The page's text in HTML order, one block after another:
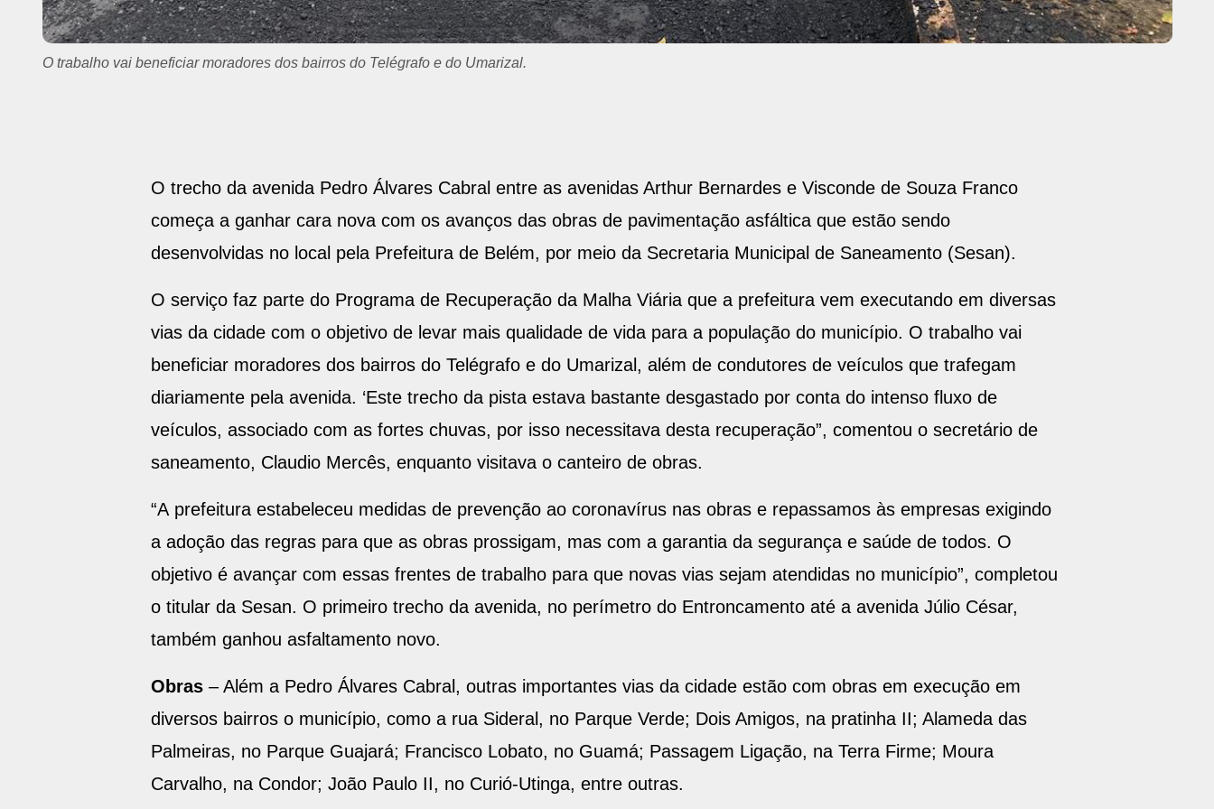
A via ganha cara nova com os avanços das obras de pavimentação.
O trecho da avenida Pedro Álvares Cabral entre as avenidas Arthur Bernardes e Visconde de Souza Franco
começa a ganhar cara nova com os avanços das obras de pavimentação asfáltica que estão sendo
desenvolvidas no local pela Prefeitura de Belém, por meio da Secretaria Municipal de Saneamento (Sesan).
O serviço faz parte do Programa de Recuperação da Malha Viária que a prefeitura vem executando em diversas
vias da cidade com o objetivo de levar mais qualidade de vida para a população do município. O trabalho vai
beneficiar moradores dos bairros do Telégrafo e do Umarizal, além de condutores de veículos que trafegam
diariamente pela avenida. ‘Este trecho da pista estava bastante desgastado por conta do intenso fluxo de
veículos, associado com as fortes chuvas, por isso necessitava desta recuperação”, comentou o secretário de
saneamento, Claudio Mercês, enquanto visitava o canteiro de obras.
“A prefeitura estabeleceu medidas de prevenção ao coronavírus nas obras e repassamos às empresas exigindo
a adoção das regras para que as obras prossigam, mas com a garantia da segurança e saúde de todos. O
objetivo é avançar com essas frentes de trabalho para que novas vias sejam atendidas no município”, completou
o titular da Sesan. O primeiro trecho da avenida, no perímetro do Entroncamento até a avenida Júlio César,
também ganhou asfaltamento novo.
Obras– Além a Pedro Álvares Cabral, outras importantes vias da cidade estão com obras em execução em
diversos bairros o município, como a rua Sideral, no Parque Verde; Dois Amigos, na pratinha II; Alameda das
Palmeiras, no Parque Guajará; Francisco Lobato, no Guamá; Passagem Ligação, na Terra Firme; Moura
Carvalho, na Condor; João Paulo II, no Curió-Utinga, entre outras.